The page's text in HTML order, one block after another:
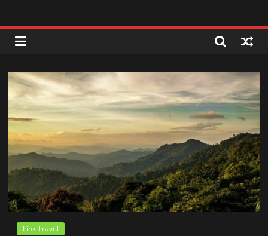
ลพบุรี
สถานี
ลพบุรี
วิทยุ
FM
ลพบุรี
Link Travel